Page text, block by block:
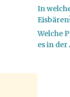
In
Welche
es in